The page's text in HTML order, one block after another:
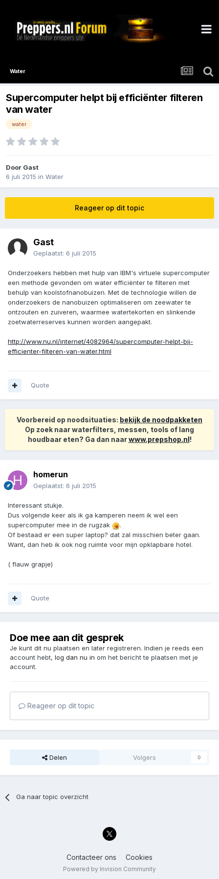
Water
Supercomputer helpt bij efficiënter filteren
van water
water
Door Gast
6 juli 2015 in Water
Reageer op dit topic
Gast
Geplaatst: 6 juli 2015
Onderzoekers hebben met hulp van IBM's virtuele supercomputer
een methode gevonden om water efficiënter te filteren met
behulp van koolstofnanobuizen. Met de technologie willen de
onderzoekers de nanobuizen optimaliseren om zeewater te
ontzouten en zuiveren, waarmee watertekorten en slinkende
zoetwaterreserves kunnen worden aangepakt.
http://www.nu.nl/internet/4082964/supercomputer-helpt-bij-
efficienter-filteren-van-water.html
Quote
Voorbereid op noodsituaties: bekijk de noodpakketen
Op zoek naar waterfilters, messen, tools of lang
houdbaar eten? Ga dan naarwww.prepshop.nl!
homerun
Geplaatst: 6 juli 2015
Interessant stukje.
Dus volgende keer als ik ga kamperen neem ik wel een
supercomputer mee in de rugzak
.
Of bestaad er een super laptop? dat zal misschien beter gaan.
Want, dan heb ik ook nog ruimte voor mijn opklapbare hotel.
( flauw grapje)
Quote
Doe mee aan dit gesprek
Je kunt dit nu plaatsen en later registreren. Indien je reeds een
account hebt, log dan nu in om het bericht te plaatsen met je
account.
Reageer op dit topic
Delen Volgers 0
Ga naar topic overzicht
Contacteer ons Cookies
Powered by Invision Community